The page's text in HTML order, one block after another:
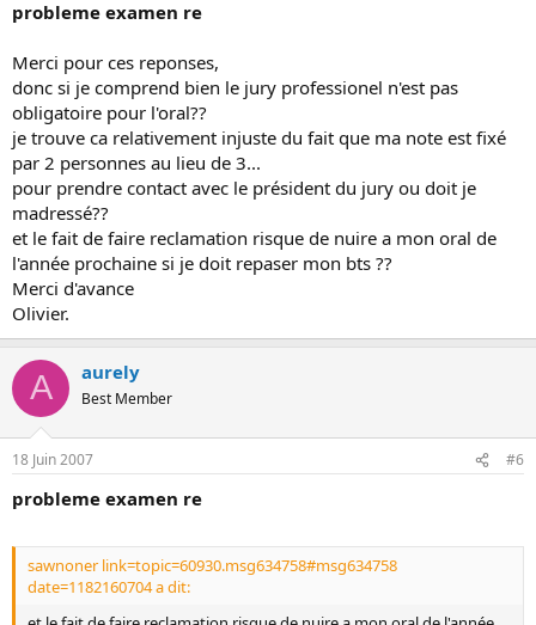
probleme examen re
Merci pour ces reponses,
donc si je comprend bien le jury professionel n'est pas
obligatoire pour l'oral??
je trouve ca relativement injuste du fait que ma note est fixé
par 2 personnes au lieu de 3...
pour prendre contact avec le président du jury ou doit je
madressé??
et le fait de faire reclamation risque de nuire a mon oral de
l'année prochaine si je doit repaser mon bts ??
Merci d'avance
Olivier.
A aurely
Best Member
18 Juin 2007 #6
probleme examen re
sawnoner link=topic=60930.msg634758#msg634758
date=1182160704 a dit: